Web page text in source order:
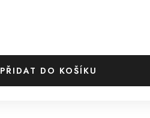
PŘIDAT DO KOŠÍKU